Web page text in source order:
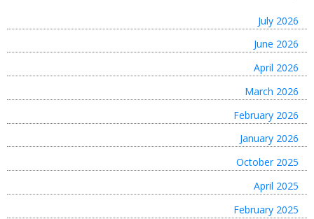
July 2026
June 2026
April 2026
March 2026
February 2026
January 2026
October 2025
April 2025
February 2025